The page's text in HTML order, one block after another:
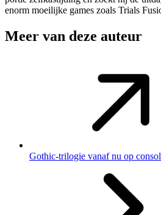
enorm moeilijke games zoals Trials
Meer van deze auteur
Gothic-trilogie vanaf nu op